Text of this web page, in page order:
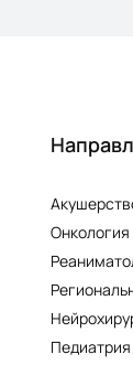
Онкология
Педиатрия